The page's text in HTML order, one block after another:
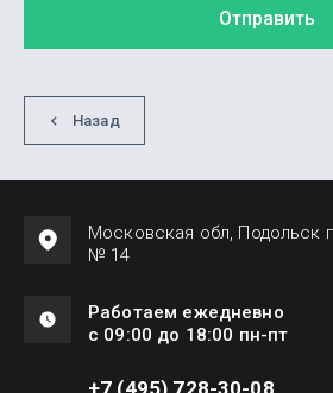
Отправить
Назад
Московская обл, Подольск
№ 14
Работаем ежедневно
с 09:00 до 18:00 пн-пт